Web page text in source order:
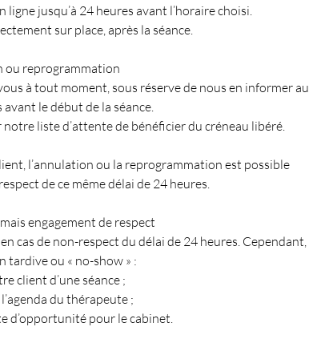
jusqu’à 24 heures avant l’horaire choisi.
sur place, après la séance.
ou reprogrammation
à tout moment, sous réserve de nous en informer au
le début de la séance.
liste d’attente de bénéficier du créneau libéré.
l’annulation ou la reprogrammation est possible
de ce même délai de 24 heures.
engagement de respect
cas de non-respect du délai de 24 heures. Cependant,
ou « no-show » :
client d’une séance ;
du thérapeute ;
d’opportunité pour le cabinet.